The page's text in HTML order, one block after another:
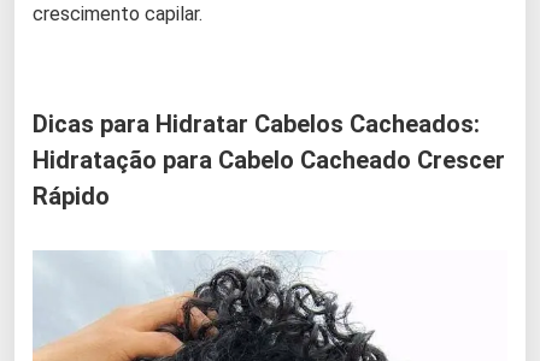
crescimento capilar.
Dicas para Hidratar Cabelos Cacheados:
Hidratação para Cabelo Cacheado Crescer
Rápido